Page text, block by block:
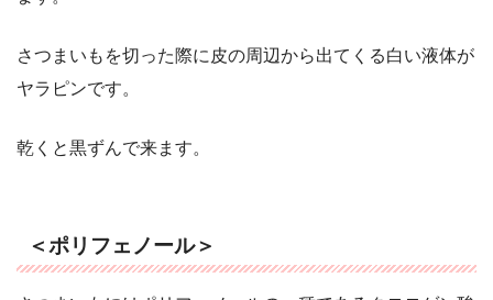
さつまいもを切った際に皮の周辺から出てくる白い液体が
ヤラピンです。
乾くと黒ずんで来ます。
＜ポリフェノール＞